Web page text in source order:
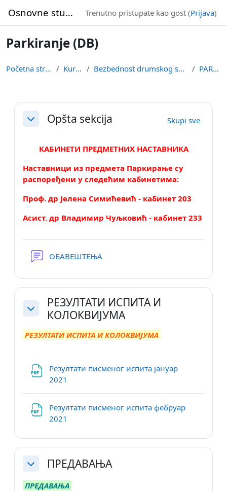
Osnovne studije Trenutno pristupate kao gost (Prijava)
Parkiranje (DB)
Početna stranica Kursevi Bezbednost drumskog saobraćaja PARKDB
Pregled sekcija
Skupi Opšta sekcija Skupi sve
КАБИНЕТИ ПРЕДМЕТНИХ НАСТАВНИКА
Наставници из предмета Паркирање су
распоређени у следећим кабинетима:
Проф. др Јелена Симићевић - кабинет 203
Асист. др Владимир Чуљковић - кабинет 233
ОБАВЕШТЕЊА
Skupi
РЕЗУЛТАТИ ИСПИТА И
КОЛОКВИЈУМА
РЕЗУЛТАТИ ИСПИТА И КОЛОКВИЈУМА
Резултати писменог испита јануар
2021
Резултати писменог испита фебруар
2021
Skupi ПРЕДАВАЊА
ПРЕДАВАЊА